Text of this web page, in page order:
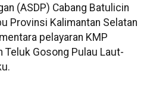
(ASDP) Cabang Batulicin
Provinsi Kalimantan Selatan
pelayaran KMP
Teluk Gosong Pulau Laut-